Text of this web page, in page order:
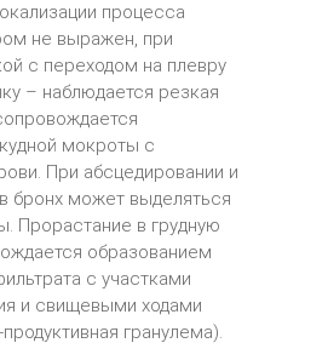
процесса
не выражен, при
с переходом на плевру
– наблюдается резкая
мокроты с
При абсцедировании и
бронх может выделяться
Прорастание в грудную
образованием
с участками
и свищевыми ходами
гранулема).